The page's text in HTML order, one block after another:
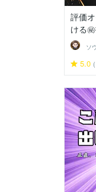
評価
ける
5.0